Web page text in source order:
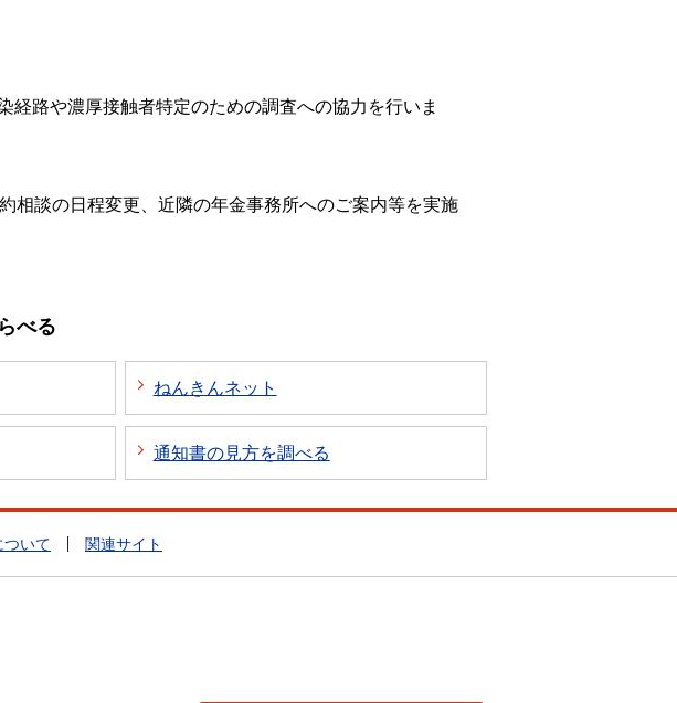
路や濃厚接触者特定のための調査への協力を行いま
相談の日程変更、近隣の年金事務所へのご案内等を実施
べる
ねんきんネット
通知書の見方を調べる
ついて 関連サイト